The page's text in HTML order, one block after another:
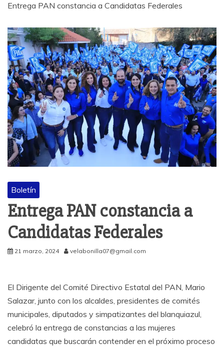
Entrega PAN constancia a Candidatas Federales
Boletín
Entrega PAN constancia a
Candidatas Federales
21 marzo, 2024 velabonilla07@gmail.com
El Dirigente del Comité Directivo Estatal del PAN, Mario
Salazar, junto con los alcaldes, presidentes de comités
municipales, diputados y simpatizantes del blanquiazul,
celebró la entrega de constancias a las mujeres
candidatas que buscarán contender en el próximo proceso